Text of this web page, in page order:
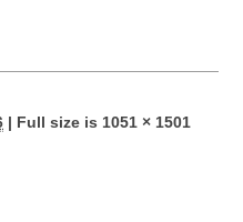
| Full size is 1051 × 1501